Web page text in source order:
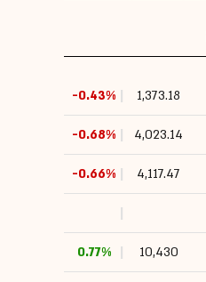
1,373.18
-0.43%
4,023.14
-0.68%
4,117.47
-0.66%
10,430
0.77%